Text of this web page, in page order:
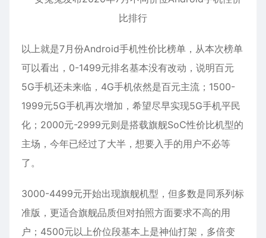
以上就是7月份Android手机性价比榜单，从本次榜单
可以看出，0-1499元排名基本没有改动，说明百元
5G手机还未来临，4G手机依然是百元主流；1500-
1999元5G手机再次增加，希望尽早实现5G手机平民
化；2000元-2999元则是搭载旗舰SoC性价比机型的
主场，今年已经过了大半，想要入手的用户不必等
了。
3000-4499元开始出现旗舰机型，但多数是同系列标
准版，更适合旗舰品质但对拍照方面要求不高的用
户；4500元以上价位段基本上是神仙打架，多倍变